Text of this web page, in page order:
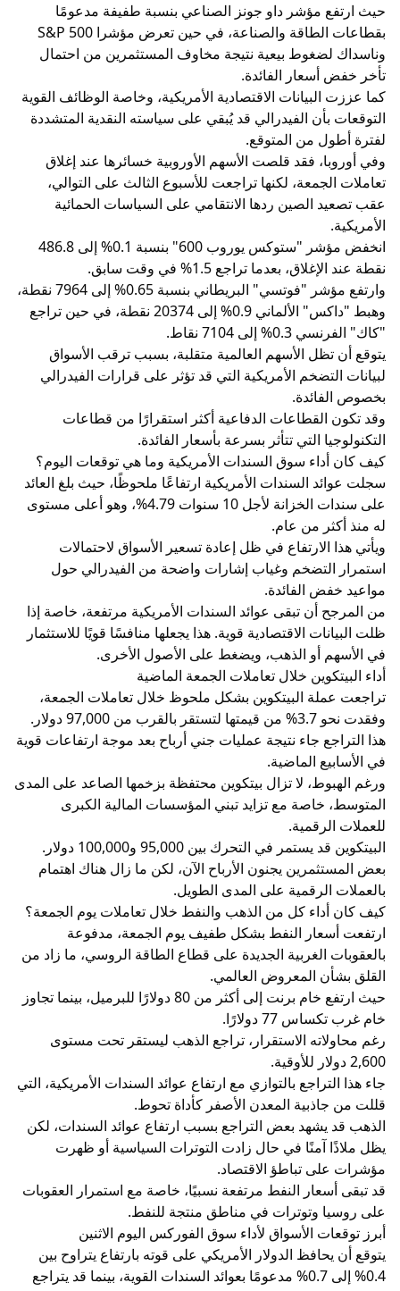
حيث ارتفع مؤشر داو جونز الصناعي بنسبة طفيفة مدعومًا
بقطاعات الطاقة والصناعة، في حين تعرض مؤشرا S&P 500
وناسداك لضغوط بيعية نتيجة مخاوف المستثمرين من احتمال
تأخر خفض أسعار الفائدة.
كما عززت البيانات الاقتصادية الأمريكية، وخاصة الوظائف القوية
التوقعات بأن الفيدرالي قد يُبقي على سياسته النقدية المتشددة
لفترة أطول من المتوقع.
وفي أوروبا، فقد قلصت الأسهم الأوروبية خسائرها عند إغلاق
تعاملات الجمعة، لكنها تراجعت للأسبوع الثالث على التوالي،
عقب تصعيد الصين ردها الانتقامي على السياسات الحمائية
الأمريكية.
انخفض مؤشر "ستوكس يوروب 600" بنسبة 0.1% إلى 486.8
نقطة عند الإغلاق، بعدما تراجع 1.5% في وقت سابق.
وارتفع مؤشر "فوتسي" البريطاني بنسبة 0.65% إلى 7964 نقطة،
وهبط "داكس" الألماني 0.9% إلى 20374 نقطة، في حين تراجع
"كاك" الفرنسي 0.3% إلى 7104 نقاط.
يتوقع أن تظل الأسهم العالمية متقلبة، بسبب ترقب الأسواق
لبيانات التضخم الأمريكية التي قد تؤثر على قرارات الفيدرالي
بخصوص الفائدة.
وقد تكون القطاعات الدفاعية أكثر استقرارًا من قطاعات
التكنولوجيا التي تتأثر بسرعة بأسعار الفائدة.
كيف كان أداء سوق السندات الأمريكية وما هي توقعات اليوم؟
سجلت عوائد السندات الأمريكية ارتفاعًا ملحوظًا، حيث بلغ العائد
على سندات الخزانة لأجل 10 سنوات 4.79%، وهو أعلى مستوى
له منذ أكثر من عام.
ويأتي هذا الارتفاع في ظل إعادة تسعير الأسواق لاحتمالات
استمرار التضخم وغياب إشارات واضحة من الفيدرالي حول
مواعيد خفض الفائدة.
من المرجح أن تبقى عوائد السندات الأمريكية مرتفعة، خاصة إذا
ظلت البيانات الاقتصادية قوية. هذا يجعلها منافسًا قويًا للاستثمار
في الأسهم أو الذهب، ويضغط على الأصول الأخرى.
أداء البيتكوين خلال تعاملات الجمعة الماضية
تراجعت عملة البيتكوين بشكل ملحوظ خلال تعاملات الجمعة،
وفقدت نحو 3.7% من قيمتها لتستقر بالقرب من 97,000 دولار.
هذا التراجع جاء نتيجة عمليات جني أرباح بعد موجة ارتفاعات قوية
في الأسابيع الماضية.
ورغم الهبوط، لا تزال بيتكوين محتفظة بزخمها الصاعد على المدى
المتوسط، خاصة مع تزايد تبني المؤسسات المالية الكبرى
للعملات الرقمية.
البيتكوين قد يستمر في التحرك بين 95,000 و100,000 دولار.
بعض المستثمرين يجنون الأرباح الآن، لكن ما زال هناك اهتمام
بالعملات الرقمية على المدى الطويل.
كيف كان أداء كل من الذهب والنفط خلال تعاملات يوم الجمعة؟
ارتفعت أسعار النفط بشكل طفيف يوم الجمعة، مدفوعة
بالعقوبات الغربية الجديدة على قطاع الطاقة الروسي، ما زاد من
القلق بشأن المعروض العالمي.
حيث ارتفع خام برنت إلى أكثر من 80 دولارًا للبرميل، بينما تجاوز
خام غرب تكساس 77 دولارًا.
رغم محاولاته الاستقرار، تراجع الذهب ليستقر تحت مستوى
2,600 دولار للأوقية.
جاء هذا التراجع بالتوازي مع ارتفاع عوائد السندات الأمريكية، التي
قللت من جاذبية المعدن الأصفر كأداة تحوط.
الذهب قد يشهد بعض التراجع بسبب ارتفاع عوائد السندات، لكن
يظل ملاذًا آمنًا في حال زادت التوترات السياسية أو ظهرت
مؤشرات على تباطؤ الاقتصاد.
قد تبقى أسعار النفط مرتفعة نسبيًا، خاصة مع استمرار العقوبات
على روسيا وتوترات في مناطق منتجة للنفط.
أبرز توقعات الأسواق لأداء سوق الفوركس اليوم الاثنين
يتوقع أن يحافظ الدولار الأمريكي على قوته بارتفاع يتراوح بين
0.4% إلى 0.7% مدعومًا بعوائد السندات القوية، بينما قد يتراجع